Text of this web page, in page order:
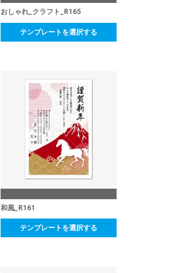
おしゃれ_クラフト_R165
テンプレートを選択する
和風_R161
テンプレートを選択する